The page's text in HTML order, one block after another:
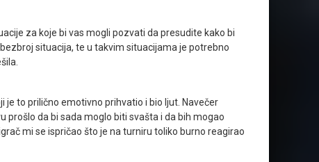
za koje bi vas mogli pozvati da presudite kako bi
situacija, te u takvim situacijama je potrebno
je to prilično emotivno prihvatio i bio ljut. Navečer
prošlo da bi sada moglo biti svašta i da bih mogao
mi se ispričao što je na turniru toliko burno reagirao